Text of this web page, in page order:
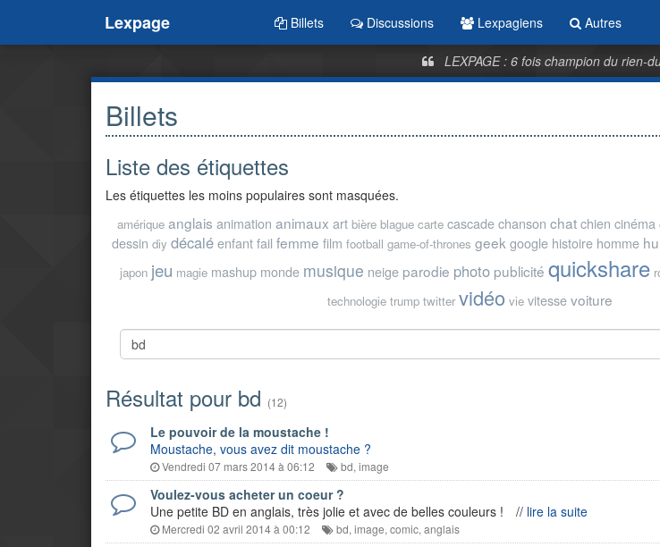
Lexpage Billets Discussions Lexpagiens Autres
LEXPAGE : 6 fois champion du rien-
Billets
Liste des étiquettes
Les étiquettes les moins populaires sont masquées.
amérique anglais animation animaux art bière blague carte cascade chanson chat chien cinéma
dessin diy décalé enfant fail femme film football game-of-thrones geek google histoire homme
japon jeu magie mashup monde musique neige parodie photo publicité quickshare
technologie trump twitter vidéo vie vitesse voiture
Résultat pour bd (12)
Le pouvoir de la moustache !
Moustache, vous avez dit moustache ?
Vendredi 07 mars 2014 à 06:12 bd, image
Voulez-vous acheter un coeur ?
Une petite BD en anglais, très jolie et avec de belles couleurs !
// lire la suite
Mercredi 02 avril 2014 à 00:12 bd, image, comic, anglais